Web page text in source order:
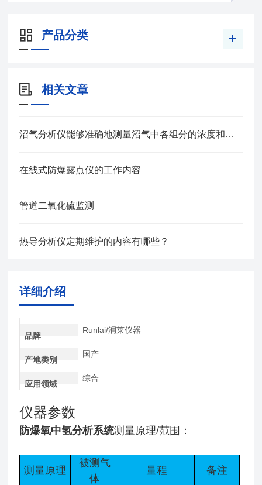
产品分类
相关文章
沼气分析仪能够准确地测量沼气中各组分的浓度和比例
在线式防爆露点仪的工作内容
管道二氧化硫监测
热导分析仪定期维护的内容有哪些？
详细介绍
品牌
Runlai/润莱仪器
产地类别
国产
应用领域
综合
仪器参数
防爆氧中氢分析系统测量原理/范围：
测量原理
被测气
体
量程 备注